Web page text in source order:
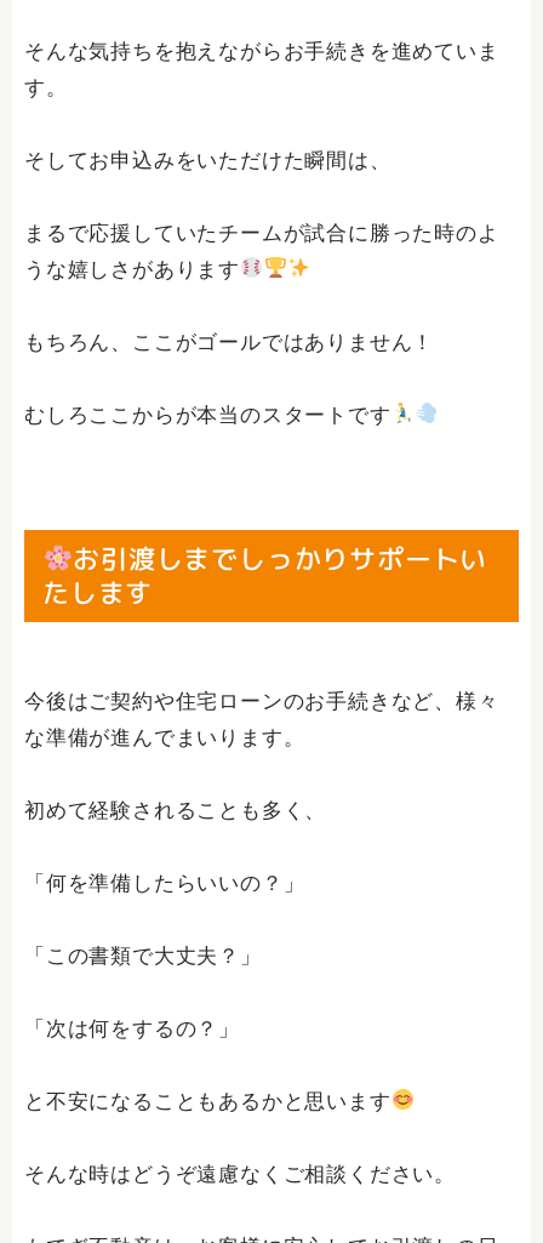
そんな気持ちを抱えながらお手続きを進めていま
す。
そしてお申込みをいただけた瞬間は、
まるで応援していたチームが試合に勝った時のよ
うな嬉しさがあります
もちろん、ここがゴールではありません！
むしろここからが本当のスタートです
お引渡しまでしっかりサポートい
たします
今後はご契約や住宅ローンのお手続きなど、様々
な準備が進んでまいります。
初めて経験されることも多く、
「何を準備したらいいの？」
「この書類で大丈夫？」
「次は何をするの？」
と不安になることもあるかと思います
そんな時はどうぞ遠慮なくご相談ください。